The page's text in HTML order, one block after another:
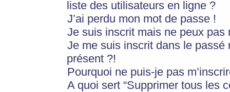
liste des utilisateurs en ligne ?
J’ai perdu mon mot de passe !
Je suis inscrit mais ne peux pas
Je me suis inscrit dans le
présent ?!
Pourquoi ne puis-je pas
A quoi sert “Supprimer tous les